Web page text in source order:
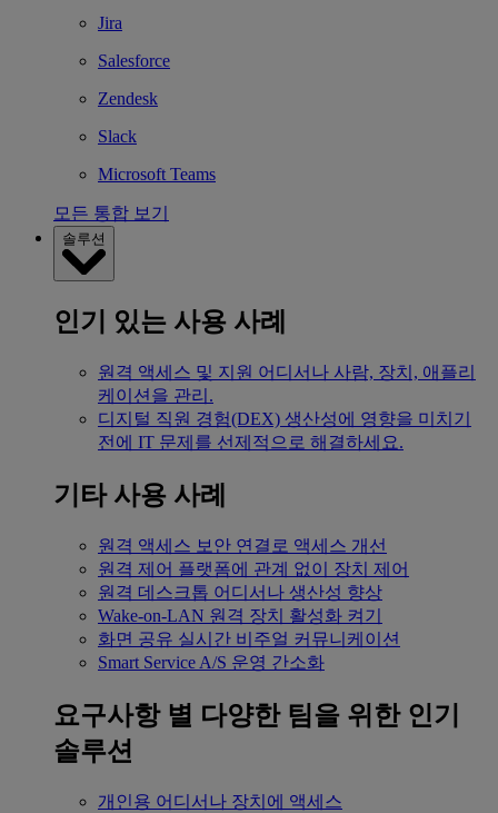
Jira
Salesforce
Zendesk
Slack
Microsoft Teams
모든 통합 보기
솔루션
인기 있는 사용 사례
원격 액세스 및 지원 어디서나 사람, 장치, 애플리
케이션을 관리.
디지털 직원 경험(DEX) 생산성에 영향을 미치기
전에 IT 문제를 선제적으로 해결하세요.
기타 사용 사례
원격 액세스 보안 연결로 액세스 개선
원격 제어 플랫폼에 관계 없이 장치 제어
원격 데스크톱 어디서나 생산성 향상
Wake-on-LAN 원격 장치 활성화 켜기
화면 공유 실시간 비주얼 커뮤니케이션
Smart Service A/S 운영 간소화
요구사항 별 다양한 팀을 위한 인기
솔루션
개인용 어디서나 장치에 액세스